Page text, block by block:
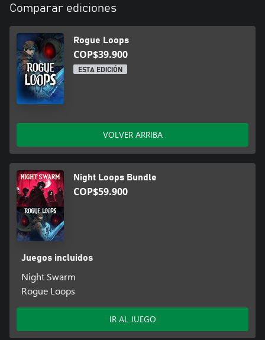
Comparar ediciones
Rogue Loops
COP$39.900
ESTA EDICIÓN
VOLVER ARRIBA
Night Loops Bundle
COP$59.900
Juegos incluidos
Night Swarm
Rogue Loops
IR AL JUEGO